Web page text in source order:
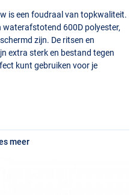
is een foudraal van topkwaliteit.
waterafstotend 600D polyester,
zijn. De ritsen en
extra sterk en bestand tegen
kunt gebruiken voor je
meer